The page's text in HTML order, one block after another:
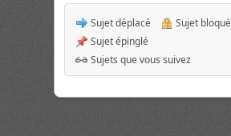
Sujet déplacé
Sujet bloqué
Sujet épinglé
Sujets que vous suivez